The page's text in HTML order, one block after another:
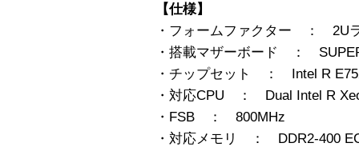
【仕様】
・フォームファクター ： 2U
・搭載マザーボード ：
・チップセット ： Intel R
・対応CPU ： Dual Intel R
・FSB ： 800MHz
・対応メモリ ： DDR2-400